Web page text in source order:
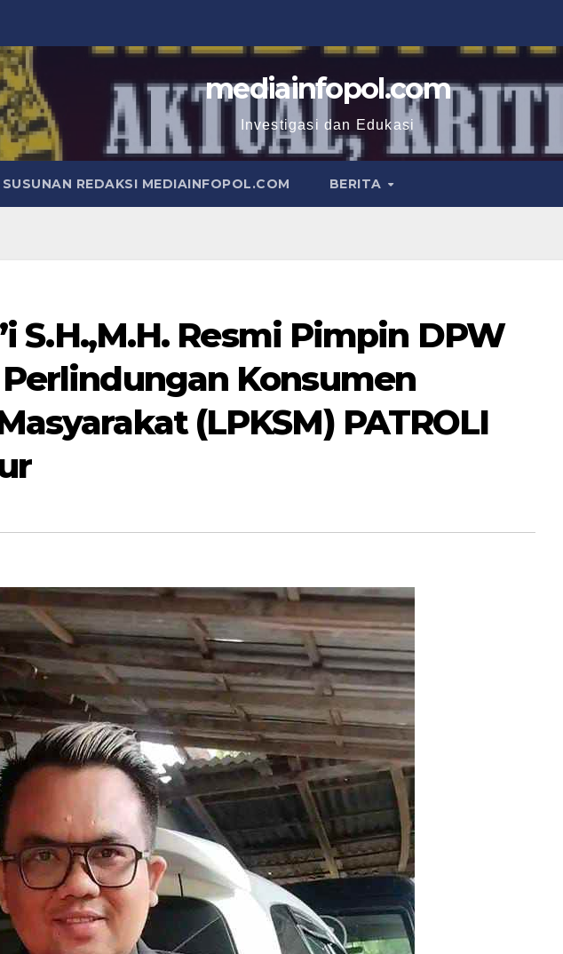
mediainfopol.com
Investigasi dan Edukasi
SUSUNAN REDAKSI MEDIAINFOPOL.COM BERITA
S.H.,M.H. Resmi Pimpin DPW
Konsumen
(LPKSM) PATROLI